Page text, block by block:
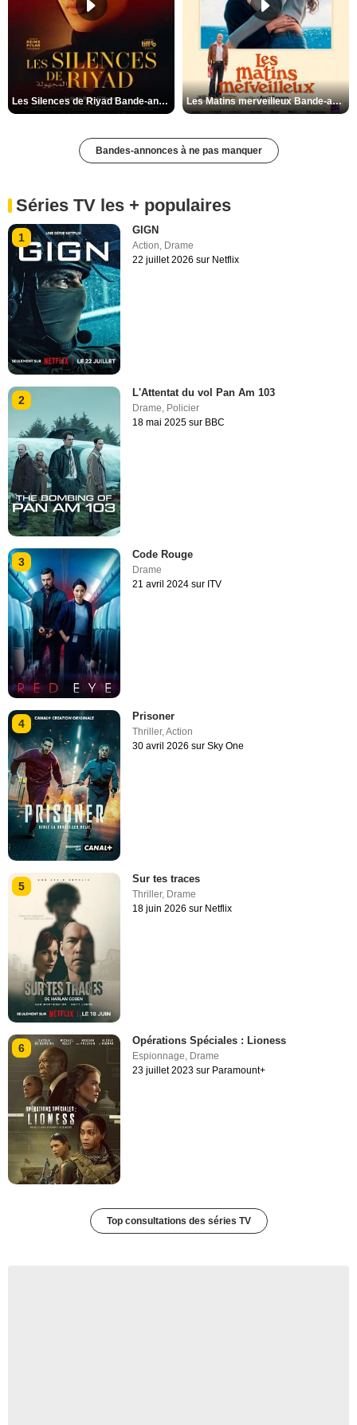
Les Silences de Riyad Bande-annonce VO STFR Les Matins merveilleux Bande-annonce VF
Bandes-annonces à ne pas manquer
Séries TV les + populaires
1
GIGN
Action, Drame
22 juillet 2026 sur Netflix
2
L'Attentat du vol Pan Am 103
Drame Policier
18 mai 2025 sur BBC
3
Code Rouge
Drame
21 avril 2024 sur ITV
4
Prisoner
Thriller,Action
30 avril 2026 sur Sky One
5
Sur tes traces
Thriller, Drame
18 juin 2026 sur Netflix
6
Opérations Spéciales : Lioness
Espionnage, Drame
23 juillet 2023 sur Paramount+
Top consultations des séries TV